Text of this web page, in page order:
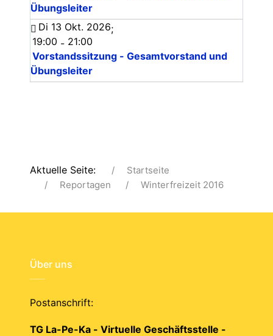
Übungsleiter
Di 13 Okt. 2026;
19:00 - 21:00
Vorstandssitzung - Gesamtvorstand und
Übungsleiter
Aktuelle Seite:
Startseite
Reportagen
Winterfreizeit 2016
Über uns
Postanschrift:
TG La-Pe-Ka - Virtuelle Geschäftsstelle -